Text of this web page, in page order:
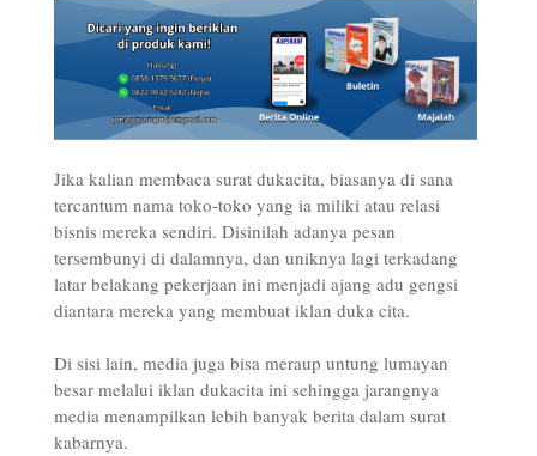
Jika kalian membaca surat dukacita, biasanya di sana
tercantum nama toko-toko yang ia miliki atau relasi
bisnis mereka sendiri. Disinilah adanya pesan
tersembunyi di dalamnya, dan uniknya lagi terkadang
latar belakang pekerjaan ini menjadi ajang adu gengsi
diantara mereka yang membuat iklan duka cita.
Di sisi lain, media juga bisa meraup untung lumayan
besar melalui iklan dukacita ini sehingga jarangnya
media menampilkan lebih banyak berita dalam surat
kabarnya.